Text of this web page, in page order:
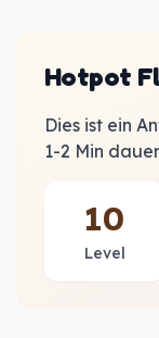
Hotpot
Dies ist ein
1-2 Min
10
Level